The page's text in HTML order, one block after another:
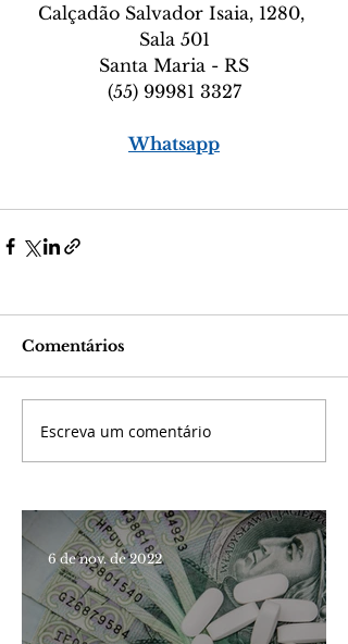
Calçadão Salvador Isaia, 1280,
Sala 501
Santa Maria - RS
(55) 99981 3327
Whatsapp
Comentários
Escreva um comentário
6 de nov. de 2022